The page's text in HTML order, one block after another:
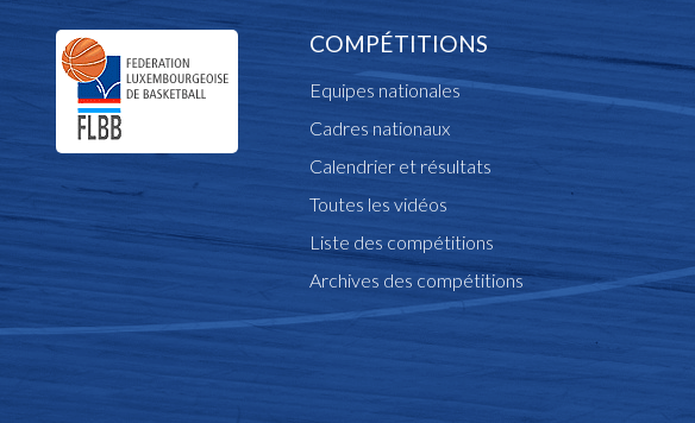
COMPÉTITIONS
Equipes nationales
Cadres nationaux
Calendrier et résultats
Toutes les vidéos
Liste des compétitions
Archives des compétitions